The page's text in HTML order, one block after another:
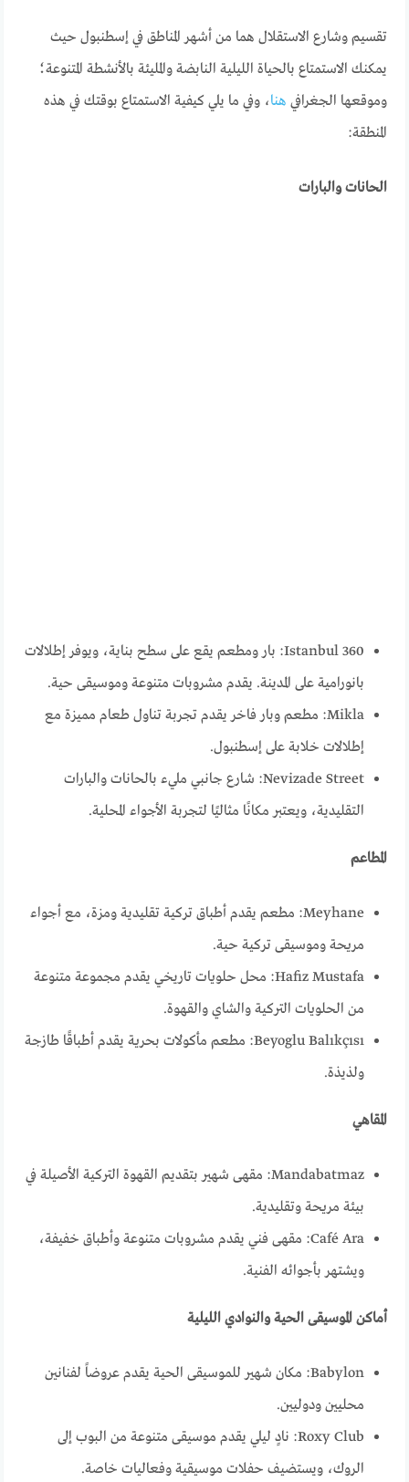
تقسيم وشارع الاستقلال هما من أشهر المناطق في إسطنبول حيث
يمكنك الاستمتاع بالحياة الليلية النابضة والمليئة بالأنشطة المتنوعة؛
وموقعها الجغرافي هنا، وفي ما يلي كيفية الاستمتاع بوقتك في هذه
المنطقة:
الحانات والبارات
360 Istanbul: بار ومطعم يقع على سطح بناية، ويوفر إطلالات
بانورامية على المدينة. يقدم مشروبات متنوعة وموسيقى حية.
Mikla: مطعم وبار فاخر يقدم تجربة تناول طعام مميزة مع
إطلالات خلابة على إسطنبول.
Nevizade Street: شارع جانبي مليء بالحانات والبارات
التقليدية، ويعتبر مكانًا مثاليًا لتجربة الأجواء المحلية.
المطاعم
Meyhane: مطعم يقدم أطباق تركية تقليدية ومزة، مع أجواء
مريحة وموسيقى تركية حية.
Hafiz Mustafa: محل حلويات تاريخي يقدم مجموعة متنوعة
من الحلويات التركية والشاي والقهوة.
Beyoglu Balıkçısı: مطعم مأكولات بحرية يقدم أطباقًا طازجة
ولذيذة.
المقاهي
Mandabatmaz: مقهى شهير بتقديم القهوة التركية الأصيلة في
بيئة مريحة وتقليدية.
Café Ara: مقهى فني يقدم مشروبات متنوعة وأطباق خفيفة،
ويشتهر بأجوائه الفنية.
أماكن الموسيقى الحية والنوادي الليلية
Babylon: مكان شهير للموسيقى الحية يقدم عروضاً لفنانين
محليين ودوليين.
Roxy Club: نادٍ ليلي يقدم موسيقى متنوعة من البوب إلى
الروك، ويستضيف حفلات موسيقية وفعاليات خاصة.